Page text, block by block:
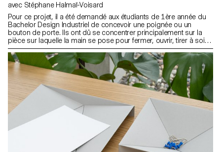
avec Stéphane Halmaï-Voisard
Pour ce projet, il a été demandé aux étudiants de 1ère année du
Bachelor Design Industriel de concevoir une poignée ou un
bouton de porte. Ils ont dû se concentrer principalement sur la
pièce sur laquelle la main se pose pour fermer, ouvrir, tirer à soi
ou pousser une porte. La typologie de leur poignée était libre,
pour autant qu’elle soit compatible avec un méchanisme existant.
Le contexte de l’objet ainsi que son usage et son ergonomie sont
des aspect qui ont été au coeur de leur projet.